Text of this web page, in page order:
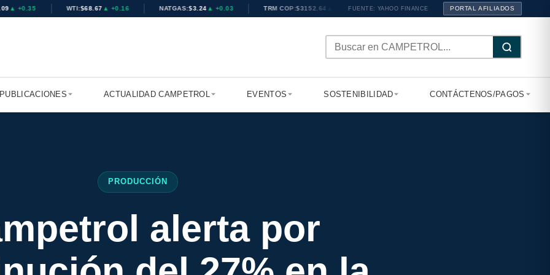
+0.35 WTI:$68.67▲ +0.16 NATGAS:$3.24▲ +0.03 TRM COP:$3152.64▲ +1.16 FUENTE: YAHOO FINANCE PORTAL AFILIADOS
PUBLICACIONES ACTUALIDAD CAMPETROL EVENTOS SOSTENIBILIDAD CONTÁCTENOS/PAGOS
PRODUCCIÓN
alerta por